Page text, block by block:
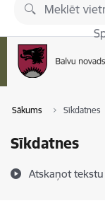
Pāriet uz lapas
Sākums Sīkdatnes
Sīkdatnes
Atskaņot tekstu